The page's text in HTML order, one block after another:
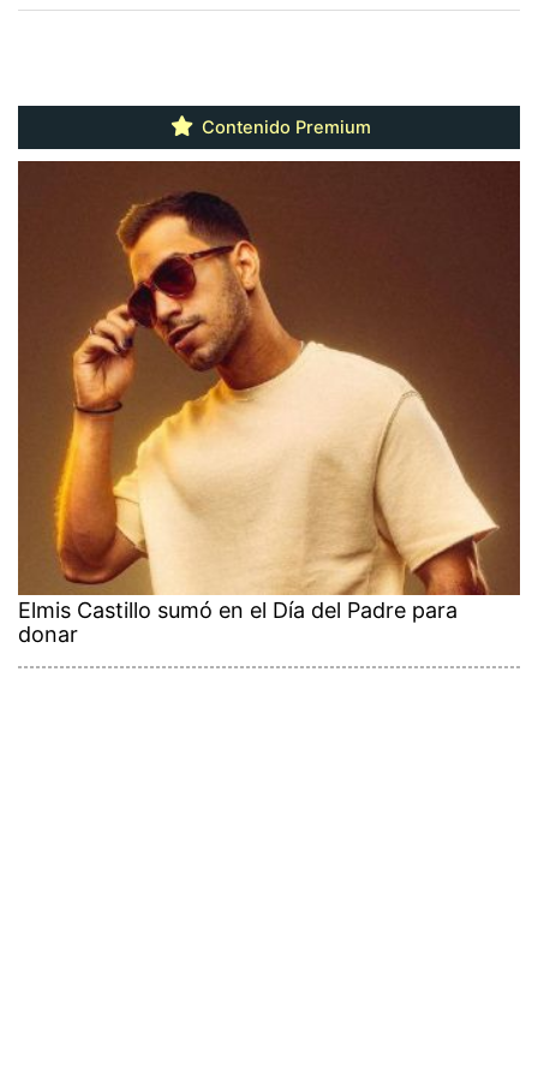
Contenido Premium
Elmis Castillo sumó en el Día del Padre para
donar